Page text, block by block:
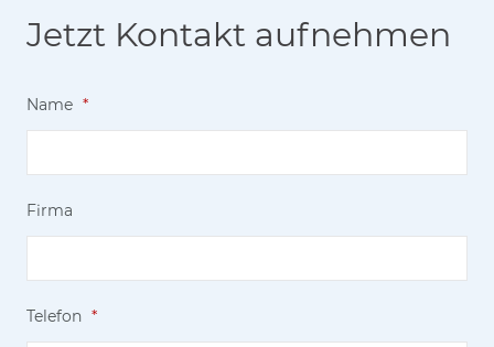
Jetzt Kontakt aufnehmen
Name *
Firma
Telefon *